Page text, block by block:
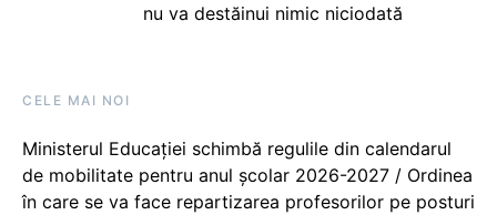
nu va destăinui nimic niciodată
CELE MAI NOI
Ministerul Educației schimbă regulile din calendarul
de mobilitate pentru anul școlar 2026-2027 / Ordinea
în care se va face repartizarea profesorilor pe posturi